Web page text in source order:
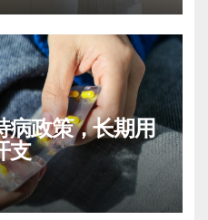
病政策，长期用
支